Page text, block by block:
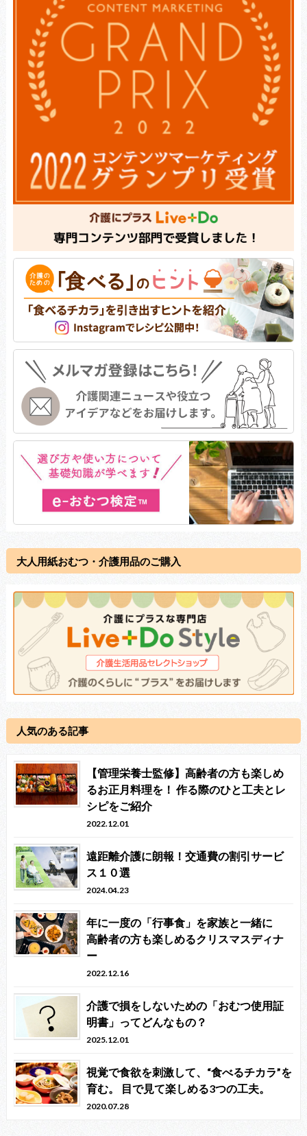
大人用紙おむつ・介護用品のご購入
人気のある記事
【管理栄養士監修】高齢者の方も楽しめ
るお正月料理を！ 作る際のひと工夫とレ
シピをご紹介
2022.12.01
遠距離介護に朗報！交通費の割引サービ
ス１０選
2024.04.23
年に一度の「行事食」を家族と一緒に
高齢者の方も楽しめるクリスマスディナ
ー
2022.12.16
介護で損をしないための「おむつ使用証
明書」ってどんなもの？
2025.12.01
視覚で食欲を刺激して、“食べるチカラ”を
育む。 目で見て楽しめる3つの工夫。
2020.07.28